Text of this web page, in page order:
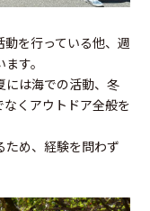
を行っている他、週
す。
には海での活動、冬
くアウトドア全般を
ため、経験を問わず